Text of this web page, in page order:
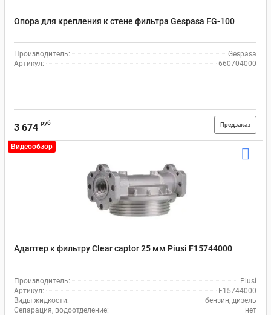
Опора для крепления к стене фильтра Gespasa FG-100
Производитель:
Gespasa
Артикул:
660704000
3 674 руб Предзаказ
Видеообзор
Адаптер к фильтру Clear captor 25 мм Piusi F15744000
Производитель:
Piusi
Артикул:
F15744000
Виды жидкости:
бензин, дизель
Сепарация, водоотделение:
нет